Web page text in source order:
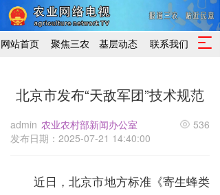
网站首页 聚焦三农 基层动态 联系我们
T
l
n
g
北京市发布“天敌军团”技术规范
admin 农业农村部新闻办公室
发布日期：2025-07-21 14:40:00
536
近日，北京市地方标准《寄生蜂类